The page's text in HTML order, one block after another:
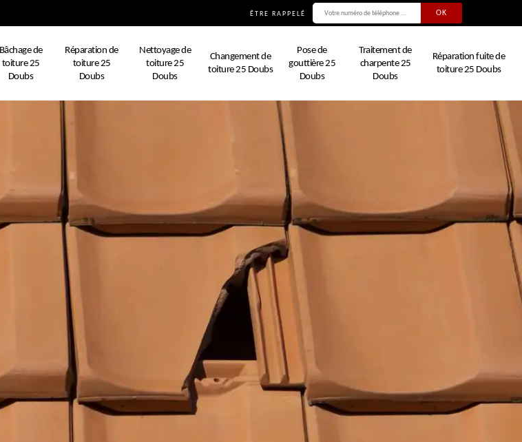
ÊTRE RAPPELÉ
Bâchage de
toiture 25
Doubs
Réparation de
toiture 25
Doubs
Nettoyage de
toiture 25
Doubs
Changement de
toiture 25 Doubs
Pose de
gouttière 25
Doubs
Traitement de
charpente 25
Doubs
Réparation fuite de
toiture 25 Doubs